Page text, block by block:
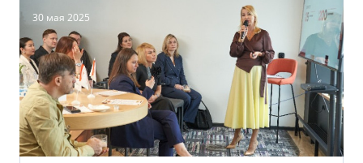
30 мая 2025